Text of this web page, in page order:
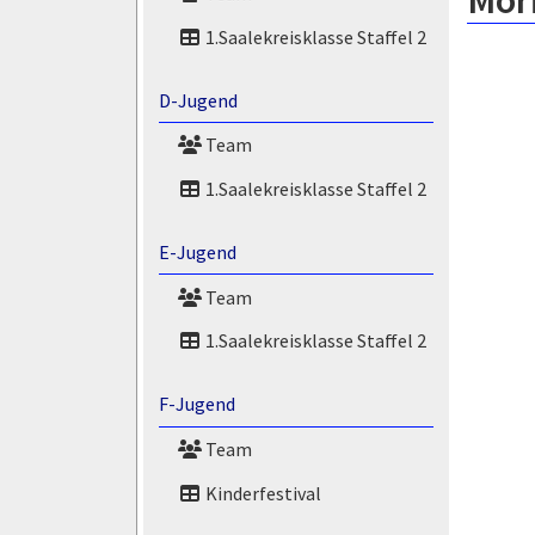
1.Saalekreisklasse Staffel 2
D-Jugend
Team
1.Saalekreisklasse Staffel 2
E-Jugend
Team
1.Saalekreisklasse Staffel 2
F-Jugend
Team
Kinderfestival